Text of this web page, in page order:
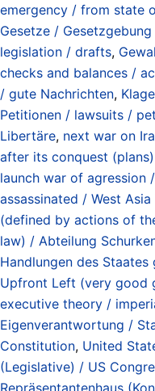
emergency / from state
Gesetze /
legislation / drafts,
checks and balances /
/ gute Nachrichten,
Petitionen / lawsuits /
Libertäre, next war on
after its conquest
launch war of agression
assassinated / West Asia
(defined by actions of
law) / Abteilung
Handlungen des
Upfront Left (very good
executive theory /
Eigenverantwortung /
Constitution, United
(Legislative) / US
Repräsentantenhaus